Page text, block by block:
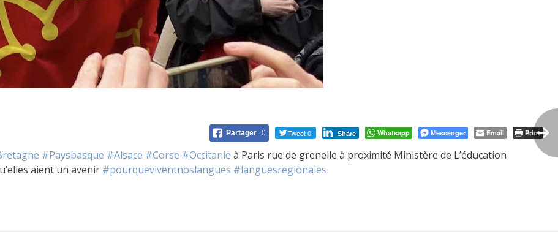
Partager 0 Tweet 0 Share Whatsapp Messenger Email Print
#Paysbasque #Alsace #Corse #Occitanie à Paris rue de grenelle à proximité Ministère de L’éducation
aient un avenir #pourqueviventnoslangues #languesregionales